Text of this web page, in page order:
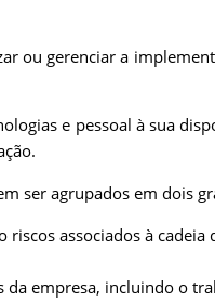
ou gerenciar a
e pessoal à sua
ser agrupados em dois
riscos associados à cadeia
empresa, incluindo o